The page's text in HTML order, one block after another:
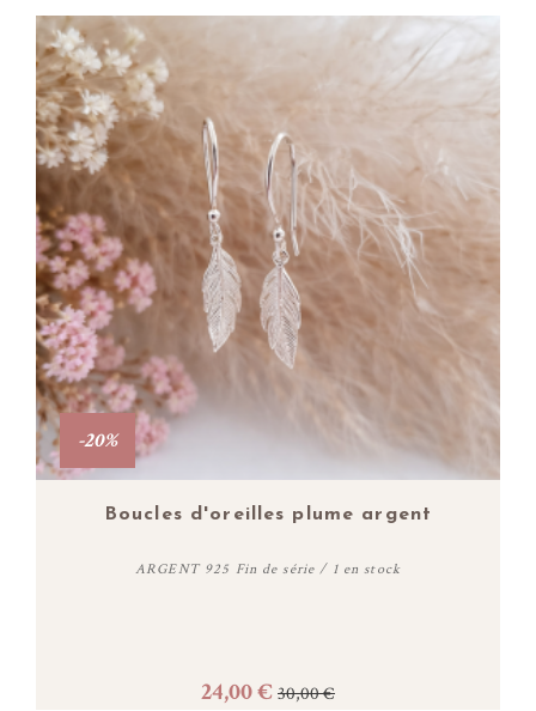
Acheter
-20%
Boucles d'oreilles plume argent
ARGENT 925 Fin de série / 1 en stock
24,00 € 30,00 €